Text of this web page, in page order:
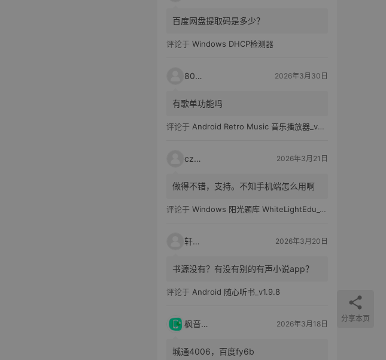
百度网盘提取码是多少？
评论于 Windows DHCP检测器
80521 2026年3月30日
有歌单功能吗
评论于 Android Retro Music 音乐播放器_v6.6.0
czh7 2026年3月21日
做得不错，支持。不知手机端怎么用啊
评论于 Windows 阳光题库 WhiteLightEdu_v2.0.0
轩爸 2026年3月20日
书源没有？有没有别的有声小说app？
评论于 Android 随心听书_v1.9.8
枫音应用 2026年3月18日
城通4006，百度fy6b
分享本页